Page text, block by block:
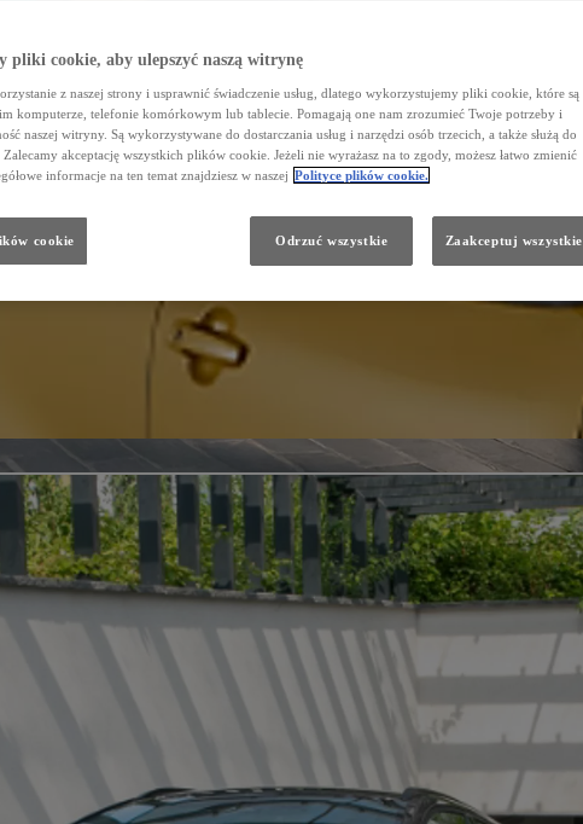
pliki cookie, aby ulepszyć naszą witrynę
z naszej strony i usprawnić świadczenie usług, dlatego wykorzystujemy pliki cookie, które są
komputerze, telefonie komórkowym lub tablecie. Pomagają one nam zrozumieć Twoje potrzeby i
naszej witryny. Są wykorzystywane do dostarczania usług i narzędzi osób trzecich, a także służą do
akceptację wszystkich plików cookie. Jeżeli nie wyrażasz na to zgody, możesz łatwo zmienić
informacje na ten temat znajdziesz w naszej Polityce plików cookie.
Odrzuć wszystkie Zaakceptuj wszystkie
cookie